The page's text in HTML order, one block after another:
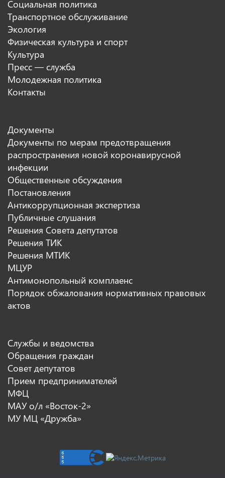
Социальная политика
Транспортное обслуживание
Экология
Физическая культура и спорт
Культура
Пресс — служба
Молодежная политика
Контакты
Документы
Документы по мерам предотвращения
распространения новой коронавирусной
инфекции
Общественные обсуждения
Постановления
Антикоррупционная экспертиза
Публичные слушания
Решения Совета депутатов
Решения ТИК
Решения МТИК
МЦУР
Антимонопольный комплаенс
Порядок обжалования нормативных правовых
актов
Службы и ведомства
Обращения граждан
Совет депутатов
Прием предпринимателей
МФЦ
МАУ о/л «Восток-2»
МУ МЦ «Дружба»